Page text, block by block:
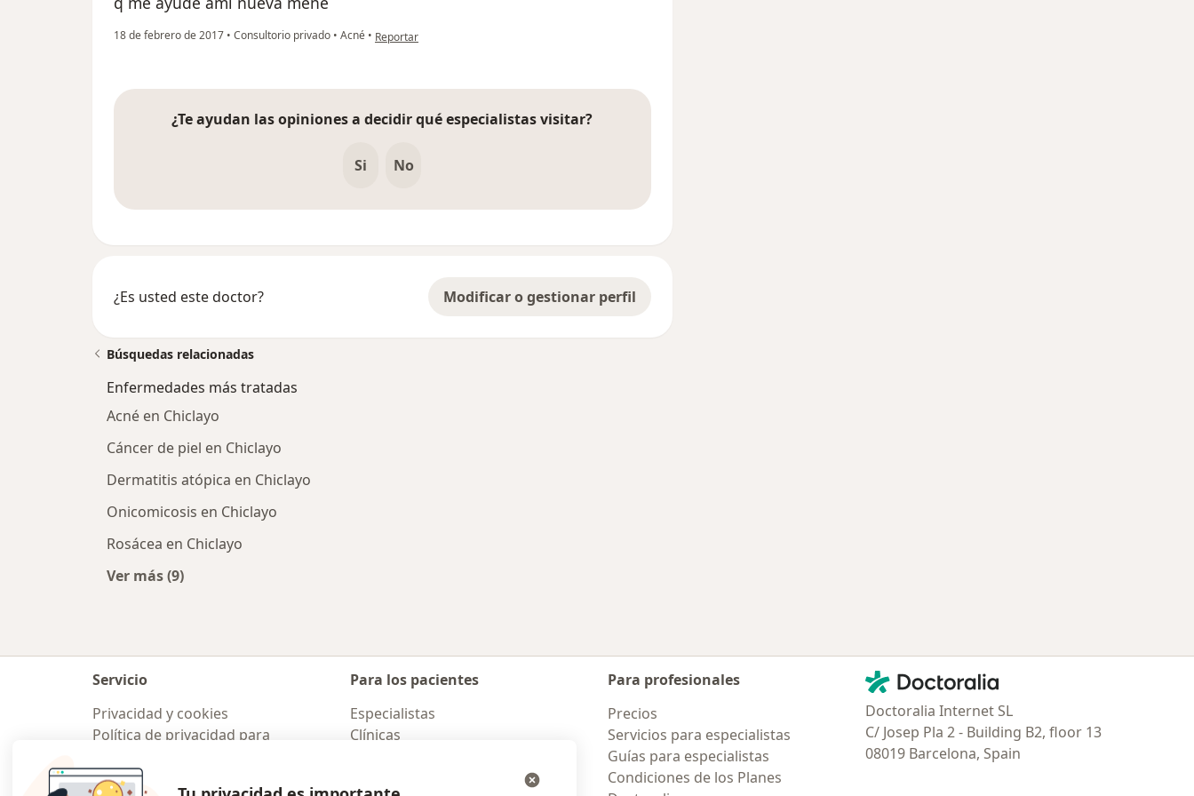
18 de febrero de 2017 • Consultorio privado • Acné • en opinión del usuario paciente anónimo
Reportar
¿Te ayudan las opiniones a decidir qué especialistas visitar?
Si No
¿Es usted este doctor? Modificar o gestionar perfil
Búsquedas relacionadas
Enfermedades más tratadas
Acné en Chiclayo
Cáncer de piel en Chiclayo
Dermatitis atópica en Chiclayo
Onicomicosis en Chiclayo
Rosácea en Chiclayo
Ver más (9)
Servicio
Privacidad y cookies
Política de privacidad para
salud
Para los pacientes
Especialistas
Clínicas
Para profesionales
Precios
Servicios para especialistas
Guías para especialistas
Condiciones de los Planes
Contacto
Doctoralia - Página de inicio
Doctoralia Internet SL
C/ Josep Pla 2 - Building B2, floor 13
08019 Barcelona, Spain